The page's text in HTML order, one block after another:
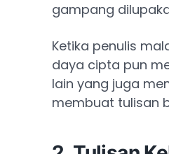
gampang
Ketika penulis
daya cipta pun
lain yang juga
membuat tulisan